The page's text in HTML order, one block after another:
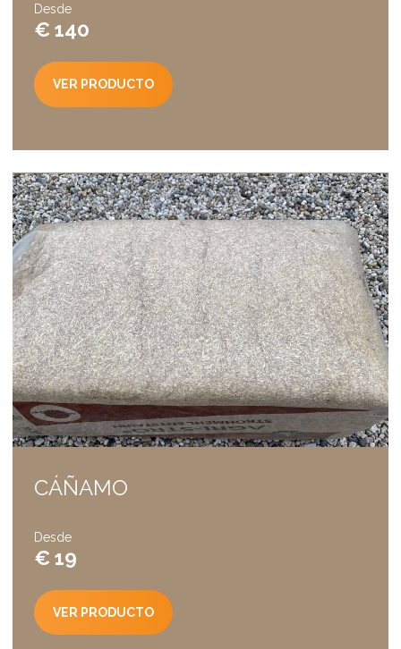
Desde
€ 140
VER PRODUCTO
CÁÑAMO
Desde
€ 19
VER PRODUCTO